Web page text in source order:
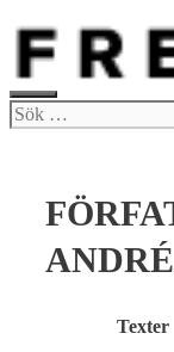
Hoppa
innehåll
MENY
Sök
Texter